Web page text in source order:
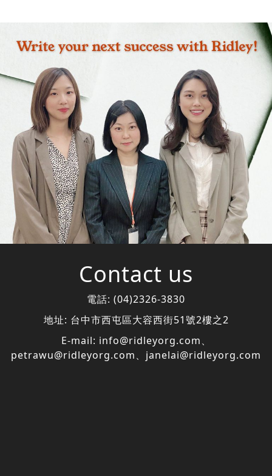
Contact us
電話: (04)2326-3830
地址: 台中市西屯區大容西街51號2樓之2
E-mail: info@ridleyorg.com、
petrawu@ridleyorg.com、 janelai@ridleyorg.com